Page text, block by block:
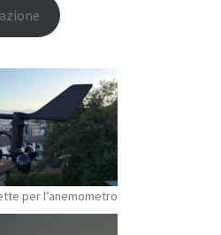
per l’anemometro